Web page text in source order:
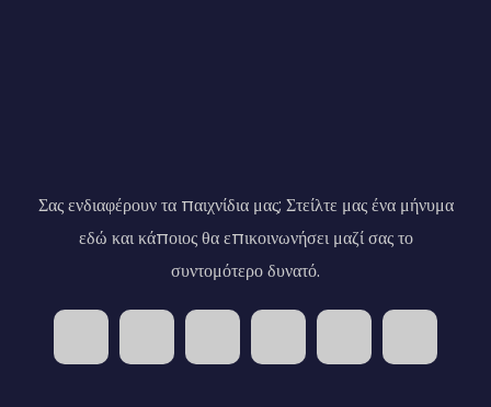
Σας ενδιαφέρουν τα παιχνίδια μας; Στείλτε μας ένα μήνυμα
εδώ και κάποιος θα επικοινωνήσει μαζί σας το
συντομότερο δυνατό.